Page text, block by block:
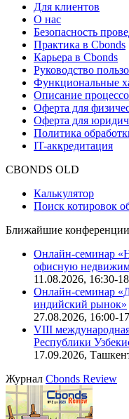
Для клиентов
О нас
Безопасность
Практика в Cbonds
Карьера в Cbonds
Руководство
Функциональные
Описание
Оферта для
Оферта для
Политика
IT-аккредитация
CBONDS OLD
Калькулятор
Поиск котировок
Ближайшие конференции
Онлайн-семинар
офисную
11.08.2026, 16:30-
Онлайн-семинар
индийский рынок»
27.08.2026, 16:00-
VIII
Республики
17.09.2026,
Журнал Cbonds Review